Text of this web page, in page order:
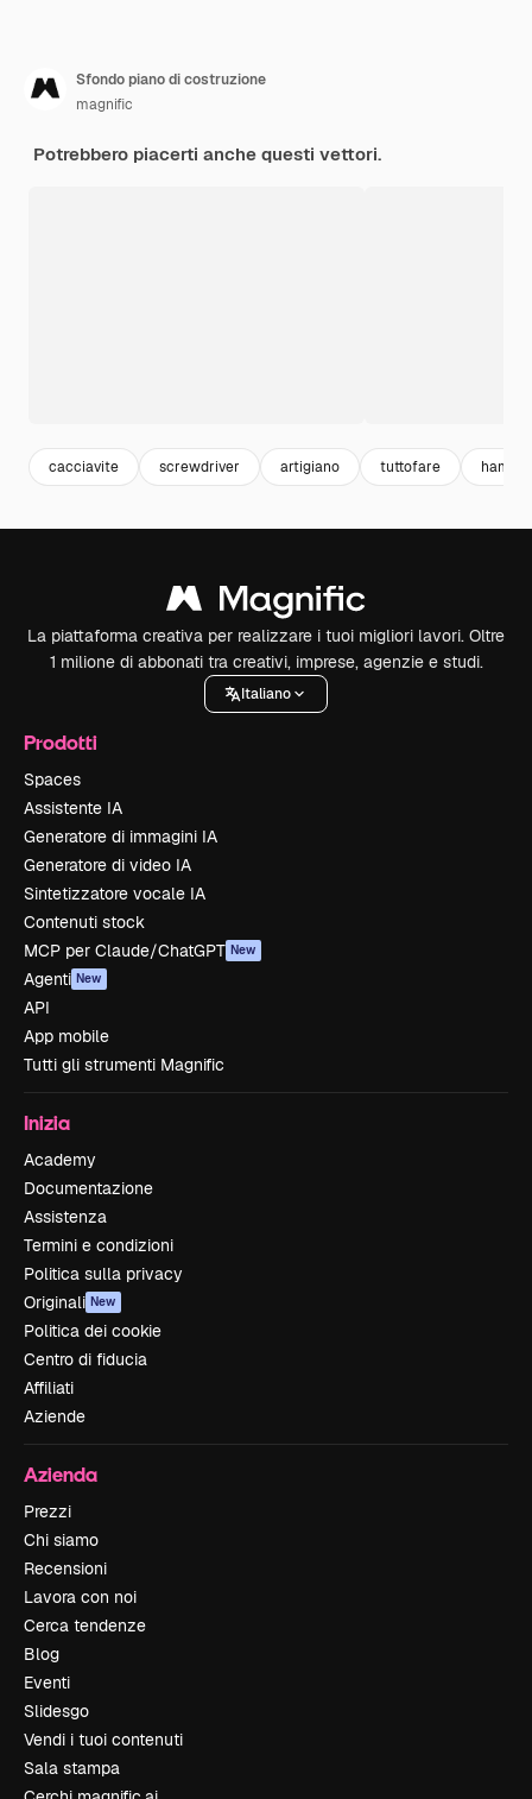
Sfondo piano di costruzione
magnific
Potrebbero piacerti anche questi vettori.
cacciavite screwdriver artigiano tuttofare
La piattaforma creativa per realizzare i tuoi migliori lavori. Oltre
1 milione di abbonati tra creativi, imprese, agenzie e studi.
Italiano
Prodotti
Spaces
Assistente IA
Generatore di immagini IA
Generatore di video IA
Sintetizzatore vocale IA
Contenuti stock
MCP per Claude/ChatGPT New
Agenti New
API
App mobile
Tutti gli strumenti Magnific
Inizia
Academy
Documentazione
Assistenza
Termini e condizioni
Politica sulla privacy
Originali New
Politica dei cookie
Centro di fiducia
Affiliati
Aziende
Azienda
Prezzi
Chi siamo
Recensioni
Lavora con noi
Cerca tendenze
Blog
Eventi
Slidesgo
Vendi i tuoi contenuti
Sala stampa